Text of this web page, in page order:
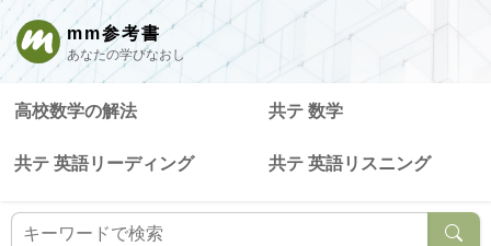
mm参考書
あなたの学びなおし
高校数学の解法 共テ 数学
共テ 英語リーディング 共テ 英語リスニング